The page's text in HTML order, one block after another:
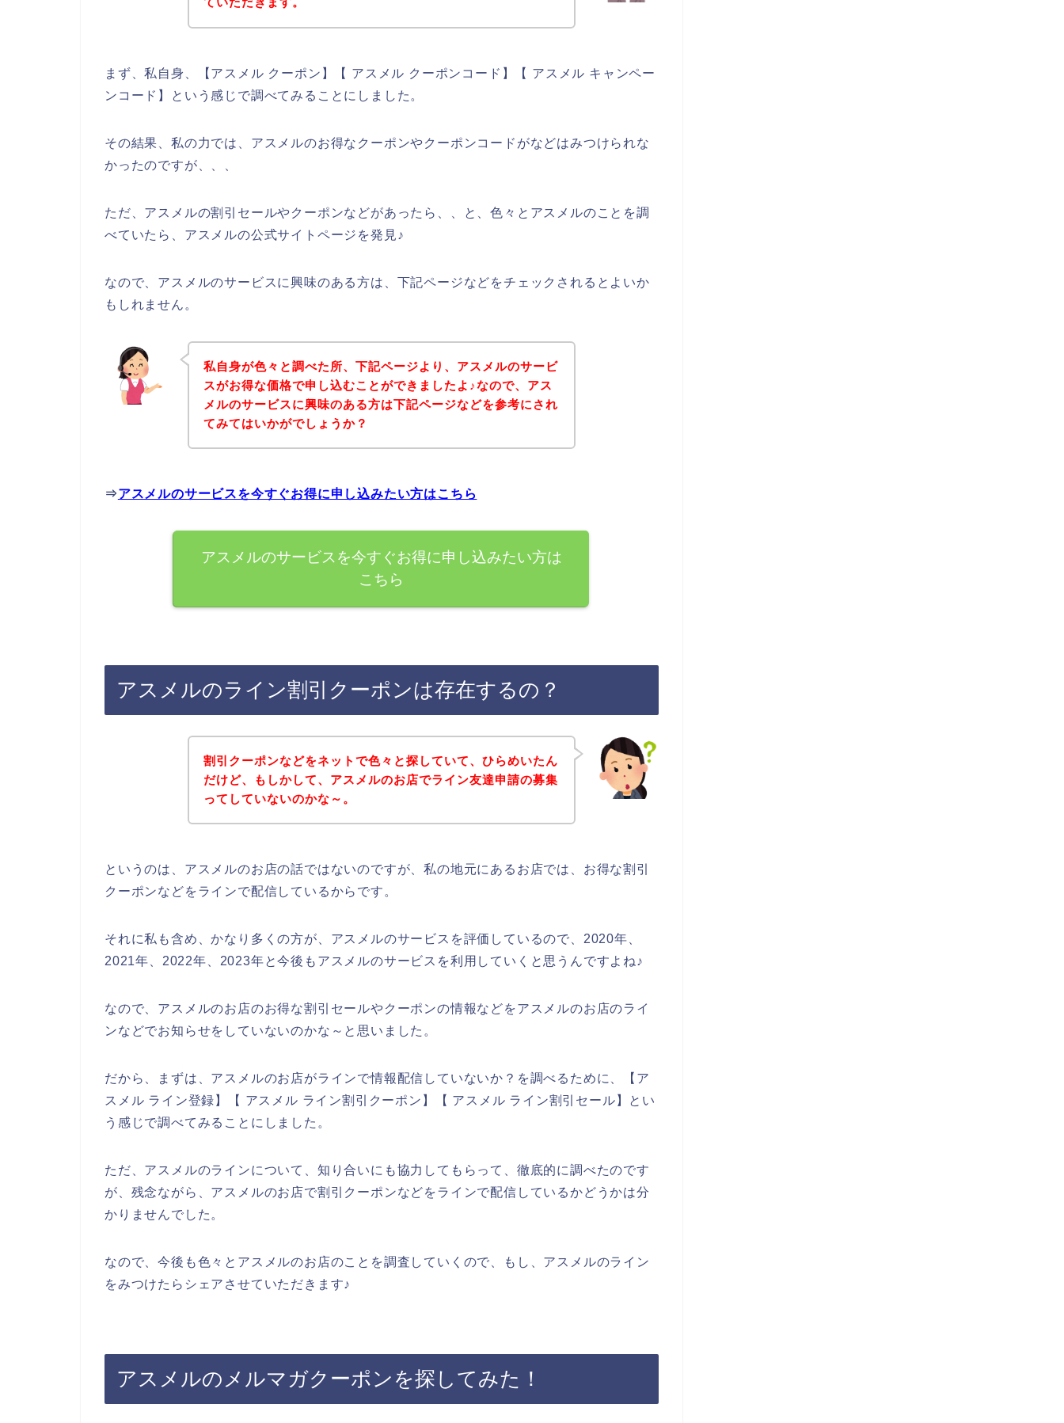
まず、私自身、【アスメル クーポン】【 アスメル クーポンコード】【 アスメル キャンペー
ンコード】という感じで調べてみることにしました。
その結果、私の力では、アスメルのお得なクーポンやクーポンコードがなどはみつけられな
かったのですが、、、
ただ、アスメルの割引セールやクーポンなどがあったら、、と、色々とアスメルのことを調
べていたら、アスメルの公式サイトページを発見♪
なので、アスメルのサービスに興味のある方は、下記ページなどをチェックされるとよいか
もしれません。
私自身が色々と調べた所、下記ページより、アスメルのサービ
スがお得な価格で申し込むことができましたよ♪なので、アス
メルのサービスに興味のある方は下記ページなどを参考にされ
てみてはいかがでしょうか？
⇒アスメルのサービスを今すぐお得に申し込みたい方はこちら
アスメルのサービスを今すぐお得に申し込みたい方は
こちら
アスメルのライン割引クーポンは存在するの？
割引クーポンなどをネットで色々と探していて、ひらめいたん
だけど、もしかして、アスメルのお店でライン友達申請の募集
ってしていないのかな～。
というのは、アスメルのお店の話ではないのですが、私の地元にあるお店では、お得な割引
クーポンなどをラインで配信しているからです。
それに私も含め、かなり多くの方が、アスメルのサービスを評価しているので、2020年、
2021年、2022年、2023年と今後もアスメルのサービスを利用していくと思うんですよね♪
なので、アスメルのお店のお得な割引セールやクーポンの情報などをアスメルのお店のライ
ンなどでお知らせをしていないのかな～と思いました。
だから、まずは、アスメルのお店がラインで情報配信していないか？を調べるために、【ア
スメル ライン登録】【 アスメル ライン割引クーポン】【 アスメル ライン割引セール】とい
う感じで調べてみることにしました。
ただ、アスメルのラインについて、知り合いにも協力してもらって、徹底的に調べたのです
が、残念ながら、アスメルのお店で割引クーポンなどをラインで配信しているかどうかは分
かりませんでした。
なので、今後も色々とアスメルのお店のことを調査していくので、もし、アスメルのライン
をみつけたらシェアさせていただきます♪
アスメルのメルマガクーポンを探してみた！